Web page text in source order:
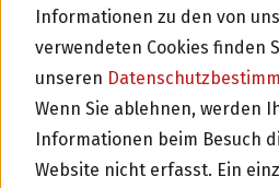
Informationen zu den von uns
verwendeten Cookies finden
unseren
Wenn Sie ablehnen, werden
Informationen beim Besuch
Website nicht erfasst. Ein
Im Portal Anmelden
der BLKB an swisspeers hat
okkupiert aber ein
ALWIN MEYER